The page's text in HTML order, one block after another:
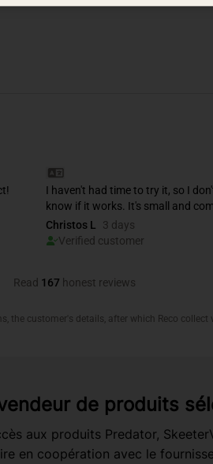
de produits
aux produits Predator,
en coopération avec le